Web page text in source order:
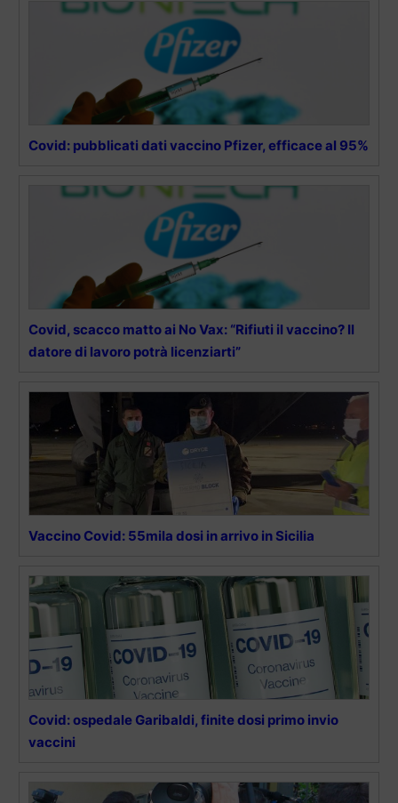
Covid: pubblicati dati vaccino Pfizer, efficace al 95%
Covid, scacco matto ai No Vax: “Rifiuti il vaccino? Il
datore di lavoro potrà licenziarti”
Vaccino Covid: 55mila dosi in arrivo in Sicilia
Covid: ospedale Garibaldi, finite dosi primo invio
vaccini